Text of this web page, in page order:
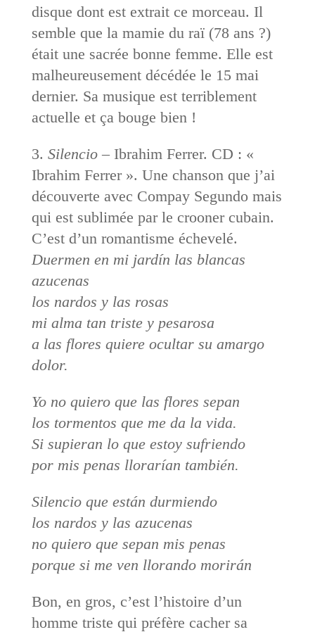
disque dont est extrait ce morceau. Il
semble que la mamie du raï (78 ans ?)
était une sacrée bonne femme. Elle est
malheureusement décédée le 15 mai
dernier. Sa musique est terriblement
actuelle et ça bouge bien !
3. Silencio– Ibrahim Ferrer. CD : «
Ibrahim Ferrer ». Une chanson que j’ai
découverte avec Compay Segundo mais
qui est sublimée par le crooner cubain.
C’est d’un romantisme échevelé.
Duermen en mi jardín las blancas
azucenas
los nardos y las rosas
mi alma tan triste y pesarosa
a las flores quiere ocultar su amargo
dolor.
Yo no quiero que las flores sepan
los tormentos que me da la vida.
Si supieran lo que estoy sufriendo
por mis penas llorarían también.
Silencio que están durmiendo
los nardos y las azucenas
no quiero que sepan mis penas
porque si me ven llorando morirán
Bon, en gros, c’est l’histoire d’un
homme triste qui préfère cacher sa